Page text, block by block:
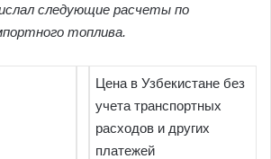
следующие расчеты по
топлива.
Цена в Узбекистане без
учета транспортных
расходов и других
платежей